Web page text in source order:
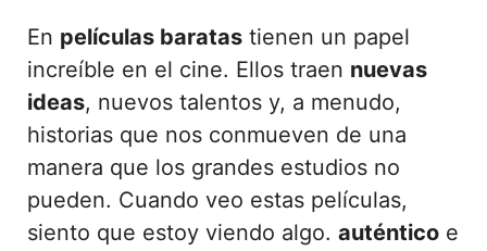
En películas baratas tienen un papel
increíble en el cine. Ellos traen nuevas
ideas, nuevos talentos y, a menudo,
historias que nos conmueven de una
manera que los grandes estudios no
pueden. Cuando veo estas películas,
siento que estoy viendo algo. auténtico e